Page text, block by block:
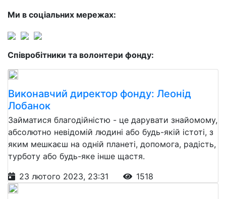
Ми в соціальних мережах:
Співробітники та волонтери фонду:
Виконавчий директор фонду: Леонід
Лобанок
Займатися благодійністю - це дарувати знайомому,
абсолютно невідомій людині або будь-якій істоті, з
яким мешкаєш на одній планеті, допомога, радість,
турботу або будь-яке інше щастя.
23 лютого 2023, 23:31
1518